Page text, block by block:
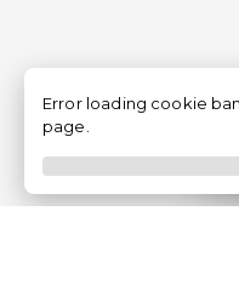
Error loading cookie
page.